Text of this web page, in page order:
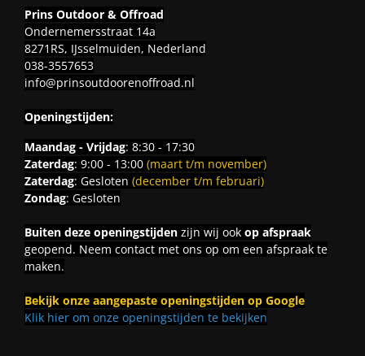
Prins Outdoor & Offroad
Ondernemersstraat 14a
8271RS, IJsselmuiden, Nederland
038-3557653
info@prinsoutdoorenoffroad.nl
Openingstijden:
Maandag - Vrijdag: 8:30 - 17:30
Zaterdag: 9:00 - 13:00 (maart t/m november)
Zaterdag: Gesloten (december t/m februari)
Zondag: Gesloten
Buiten deze openingstijdenzijn wij ook op afspraak
geopend. Neem contact met ons op om een afspraak te
maken.
Bekijk onze aangepaste openingstijden op Google
Klik hier om onze openingstijden te bekijken